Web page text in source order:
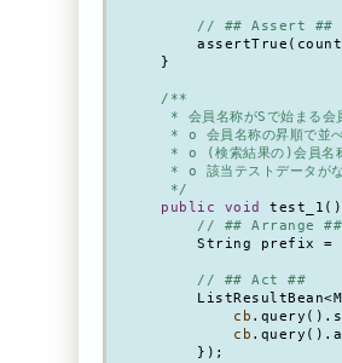
// ## Assert ##
    }
/**
* 会員名称がSで始まる会
* o 会員名称の昇順で並
* o (検索結果の)会員名
* o 該当テストデータが
     */
public void
// ## Arrange ##
        String prefix =
// ## Act ##
cb
cb
        });